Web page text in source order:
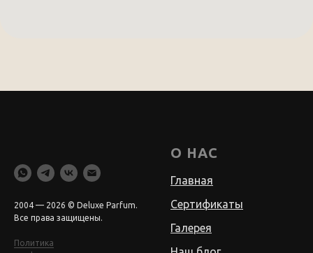
2004 — 2026 © Deluxe Parfum.
Все права защищены.
Политика
О НАС
Главная
Сертификаты
Галерея